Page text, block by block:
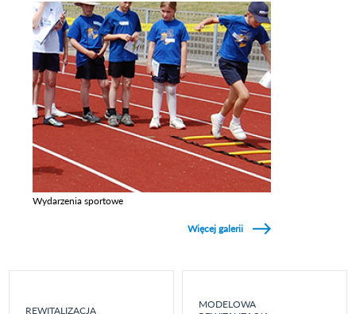
Wydarzenia sportowe
Więcej galerii
REWITALIZACJA
MODELOWA